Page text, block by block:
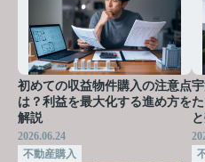
初めての収益物件購入の注意点
は？利益を最大化する進め方を
解説
2026.06.24
不動産購入